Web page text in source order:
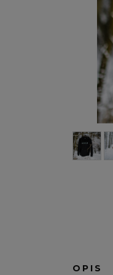
PRACA
SOCIAL
STARTUP
LECH
MICHAŁ
RYDER
STANLEY
TILMAN
TODD
YU-KAI
OPIS